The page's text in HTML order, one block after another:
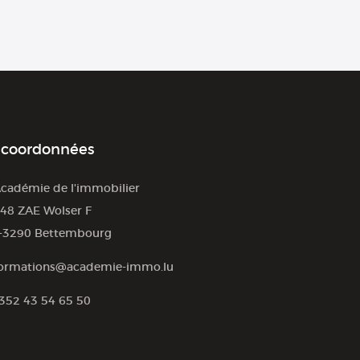
de l'immobilier
ZAE Wolser F
3290 Bettembourg
immo.lu
43 54 65 50